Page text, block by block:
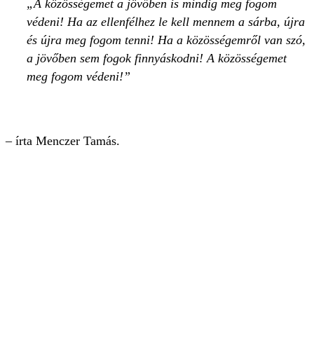
A közösségemet a jövőben is mindig meg fogom
védeni! Ha az ellenfélhez le kell mennem a sárba, újra
és újra meg fogom tenni! Ha a közösségemről van szó,
a jövőben sem fogok finnyáskodni! A közösségemet
meg fogom védeni!
– írta Menczer Tamás.